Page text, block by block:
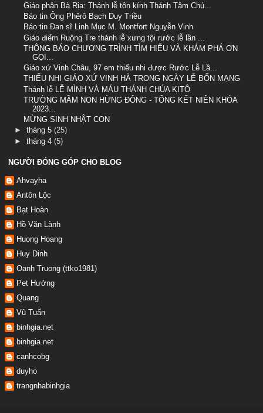
Giáo phận Bà Rịa: Thánh lễ tôn kính Thánh Tâm Chú...
Báo tin Ông Phêrô Bạch Duy Triều
Báo tin Đan sĩ Linh Mục M. Montfort Nguyễn Vinh
Giáo điểm Ruộng Tre thánh lễ xưng tội rước lễ lần ...
THÔNG BÁO CHƯƠNG TRÌNH TÌM HIỂU VÀ KHÁM PHÁ ƠN
GỌI...
Giáo xứ Vinh Châu, 97 em thiếu nhi được Rước Lễ Lầ...
THIẾU NHI GIÁO XỨ VINH HÀ TRONG NGÀY LỄ BỔN MẠNG
Thánh lễ LỄ MÌNH VÀ MÁU THÁNH CHÚA KITÔ
TRƯỜNG MẦM NON HỪNG ĐÔNG - TỔNG KẾT NIÊN KHÓA
2023...
MỪNG SINH NHẬT CON
► tháng 5 (25)
► tháng 4 (5)
NGƯỜI ĐÓNG GÓP CHO BLOG
Ahvayha
Antôn Lộc
Bạt Hoàn
Hồ Văn Lành
Huong Hoang
Huy Dinh
Oanh Truong (ttko1981)
Pet Hưởng
Quang
Vũ Tuấn
binhgia.net
binhgia.net
canhcobg
duyho
trangnhabinhgia